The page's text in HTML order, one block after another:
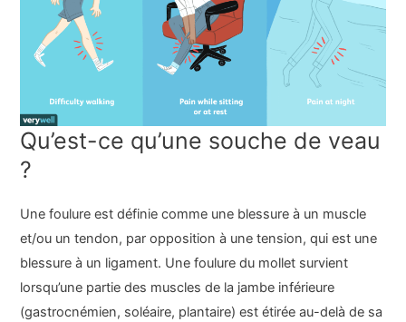
Qu’est-ce qu’une souche de veau
?
Une foulure est définie comme une blessure à un muscle
et/ou un tendon, par opposition à une tension, qui est une
blessure à un ligament. Une foulure du mollet survient
lorsqu’une partie des muscles de la jambe inférieure
(gastrocnémien, soléaire, plantaire) est étirée au-delà de sa